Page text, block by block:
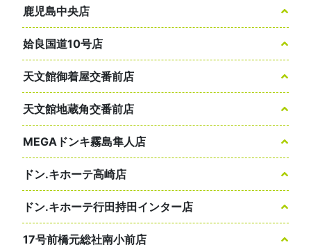
鹿児島中央店
姶良国道10号店
天文館御着屋交番前店
天文館地蔵角交番前店
MEGAドンキ霧島隼人店
ドン.キホーテ高崎店
ドン.キホーテ行田持田インター店
17号前橋元総社南小前店